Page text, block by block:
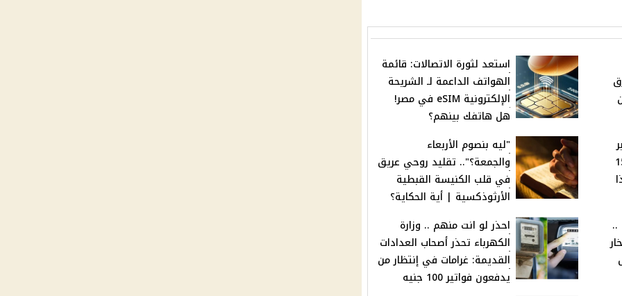
استعد لثورة الاتصالات: قائمة
الهواتف الداعمة لـ الشريحة
الإلكترونية eSIM في مصر!
هل هاتفك بينهم؟
في 15
"ليه بنصوم الأربعاء
والجمعة؟".. تقليد روحي عريق
في قلب الكنيسة القبطية
الأرثوذكسية | أية الحكاية؟
..
احذر لو انت منهم .. وزارة
الكهرباء تحذر أصحاب العدادات
القديمة: غرامات في إنتظار من
يدفعون فواتير 100 جنيه